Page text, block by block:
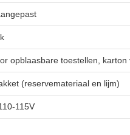
opblaasbare toestellen, karton
(reservemateriaal en lijm)
115V